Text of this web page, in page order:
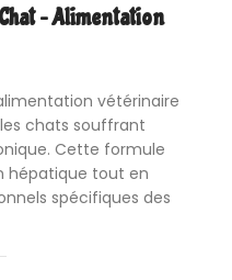
– Alimentation
vétérinaire
chats souffrant
Cette formule
hépatique tout en
spécifiques des